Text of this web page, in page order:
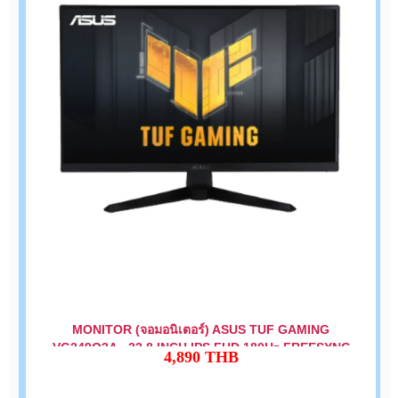
MONITOR (จอมอนิเตอร์) ASUS TUF GAMING
VG249Q3A - 23.8 INCH IPS FHD 180Hz FREESYNC
PREMIUM
4,890 THB